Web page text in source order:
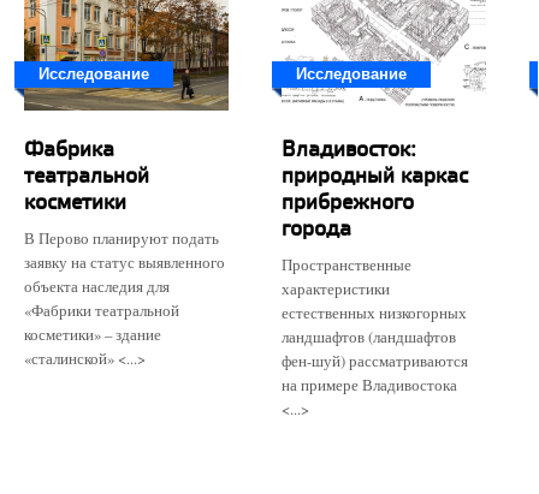
Исследование
Фабрика
театральной
косметики
В Перово планируют подать
заявку на статус выявленного
объекта наследия для
«Фабрики театральной
косметики» – здание
«сталинской» <...>
Исследование
Владивосток:
природный каркас
прибрежного
города
Пространственные
характеристики
естественных низкогорных
ландшафтов (ландшафтов
фен-шуй) рассматриваются
на примере Владивостока
<...>